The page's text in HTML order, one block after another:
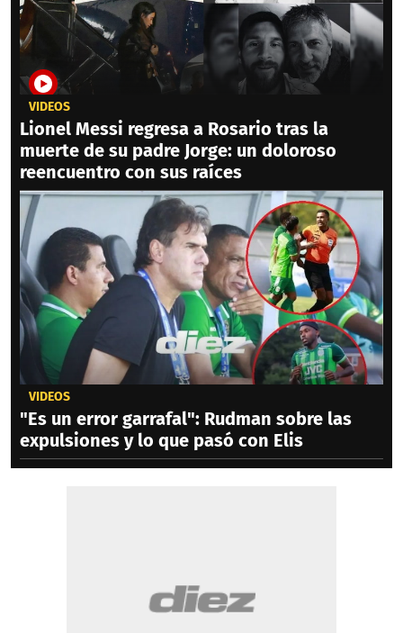
VIDEOS
Lionel Messi regresa a Rosario tras la
muerte de su padre Jorge: un doloroso
reencuentro con sus raíces
VIDEOS
"Es un error garrafal": Rudman sobre las
expulsiones y lo que pasó con Elis